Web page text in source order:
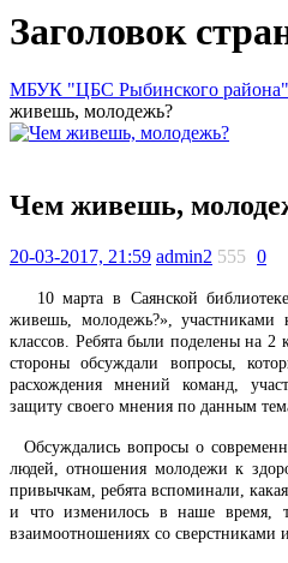
Заголовок
МБУК "ЦБС Рыбинского района"
живешь, молодежь?
Чем живешь,
20-03-2017, 21:59 admin2 555 0
10 марта в Саянской
живешь, молодежь?», участниками
классов. Ребята были поделены на 2
стороны обсуждали вопросы,
расхождения мнений команд,
защиту своего мнения по данным
Обсуждались вопросы о
людей, отношения молодежи к
привычкам, ребята вспоминали,
и что изменилось в наше время,
взаимоотношениях со сверстниками